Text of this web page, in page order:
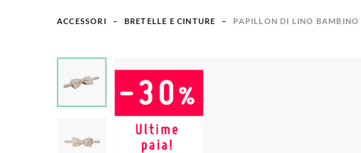
ACCESSORI BRETELLE E CINTURE PAPILLON DI LINO BAMBINO